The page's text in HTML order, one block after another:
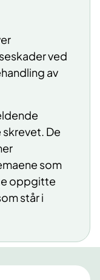
ved
av
De
som
oppgitte
står i